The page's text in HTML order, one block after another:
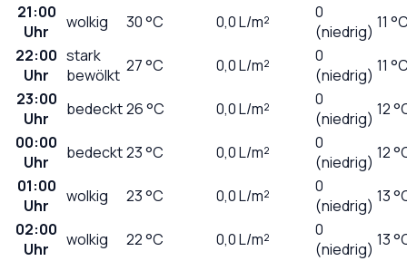
21:00
Uhr
wolkig 30°C 0,0L/m²
0
(niedrig) 11
22:00
Uhr
stark
bewölkt 27°C 0,0L/m²
0
(niedrig) 11
23:00
Uhr
bedeckt26°C 0,0L/m²
0
(niedrig) 12
00:00
Uhr
bedeckt23°C 0,0L/m²
0
(niedrig) 12
01:00
Uhr
wolkig 23°C 0,0L/m²
0
(niedrig) 13
02:00
Uhr
wolkig 22°C 0,0L/m²
0
(niedrig) 13